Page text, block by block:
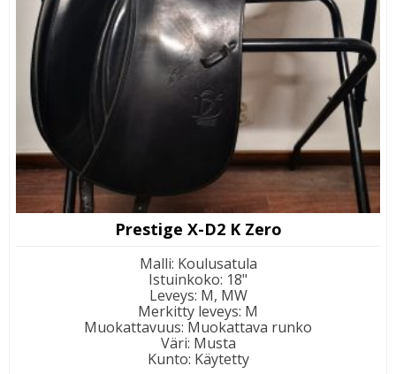
Prestige X-D2 K Zero
Malli: Koulusatula
Istuinkoko: 18"
Leveys: M, MW
Merkitty leveys: M
Muokattavuus: Muokattava runko
Väri: Musta
Kunto: Käytetty